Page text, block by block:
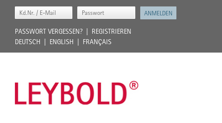
PASSWORT VERGESSEN?
REGISTRIEREN
DEUTSCH
ENGLISH FRANÇAIS